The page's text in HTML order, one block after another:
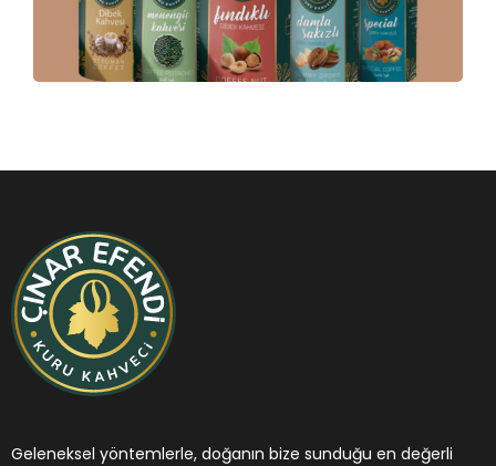
Geleneksel yöntemlerle, doğanın bize sunduğu en değerli